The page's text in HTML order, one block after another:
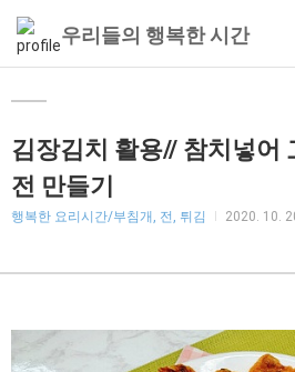
우리들의 행복한 시간
김장김치 활용// 참치넣어
전 만들기
행복한 요리시간/부침개, 전, 튀김 2020. 10.